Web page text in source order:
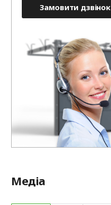
Замовити дзвінок
Медіа